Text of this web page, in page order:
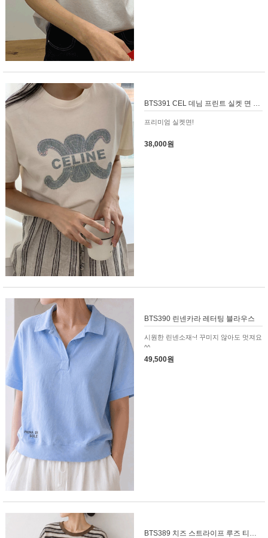
BTS391 CEL 데님 프린트 실켓 면 티셔츠
프리미엄 실켓면!
38,000원
BTS390 린넨카라 레터팅 블라우스
시원한 린넨소재~! 꾸미지 않아도 멋져요
^^
49,500원
BTS389 치즈 스트라이프 루즈 티셔츠